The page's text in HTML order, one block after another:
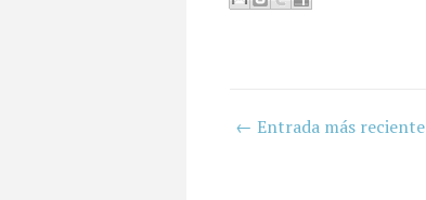
← Entrada más reciente